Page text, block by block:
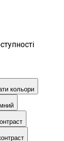
кольори